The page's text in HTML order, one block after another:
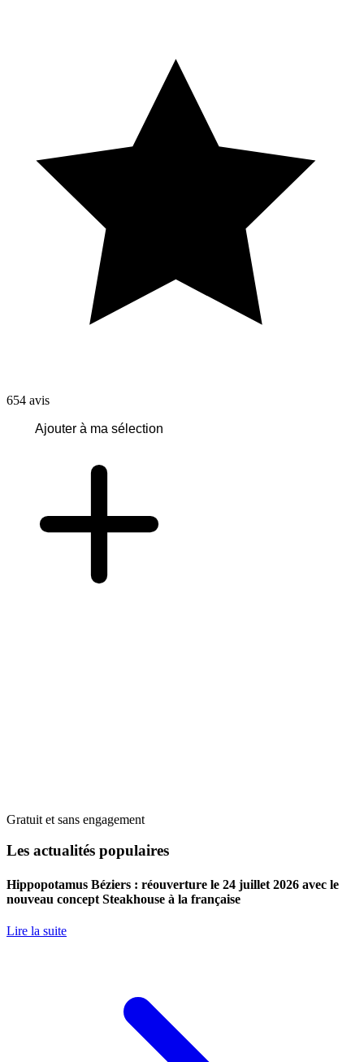
654 avis
Ajouter à ma sélection
Gratuit et sans engagement
Les actualités populaires
Hippopotamus Béziers : réouverture le 24 juillet 2026 avec le
nouveau concept Steakhouse à la française
Lire la suite